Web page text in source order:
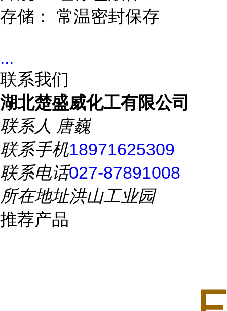
存储： 常温密封保存
...
联系我们
湖北楚盛威化工有限公司
联系人 唐巍
联系手机18971625309
联系电话027-87891008
所在地址洪山工业园
推荐产品